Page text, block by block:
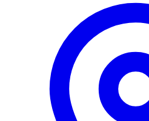
Менеджер
Онлайн ·